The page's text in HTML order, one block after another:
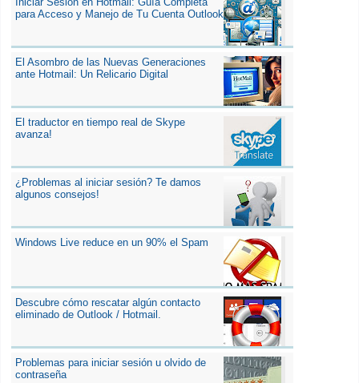
para Acceso y Manejo de Tu Cuenta Outlook
El Asombro de las Nuevas Generaciones
ante Hotmail: Un Relicario Digital
El traductor en tiempo real de Skype
avanza!
¿Problemas al iniciar sesión? Te damos
algunos consejos!
Windows Live reduce en un 90% el Spam
Descubre cómo rescatar algún contacto
eliminado de Outlook / Hotmail.
Problemas para iniciar sesión u olvido de
contraseña